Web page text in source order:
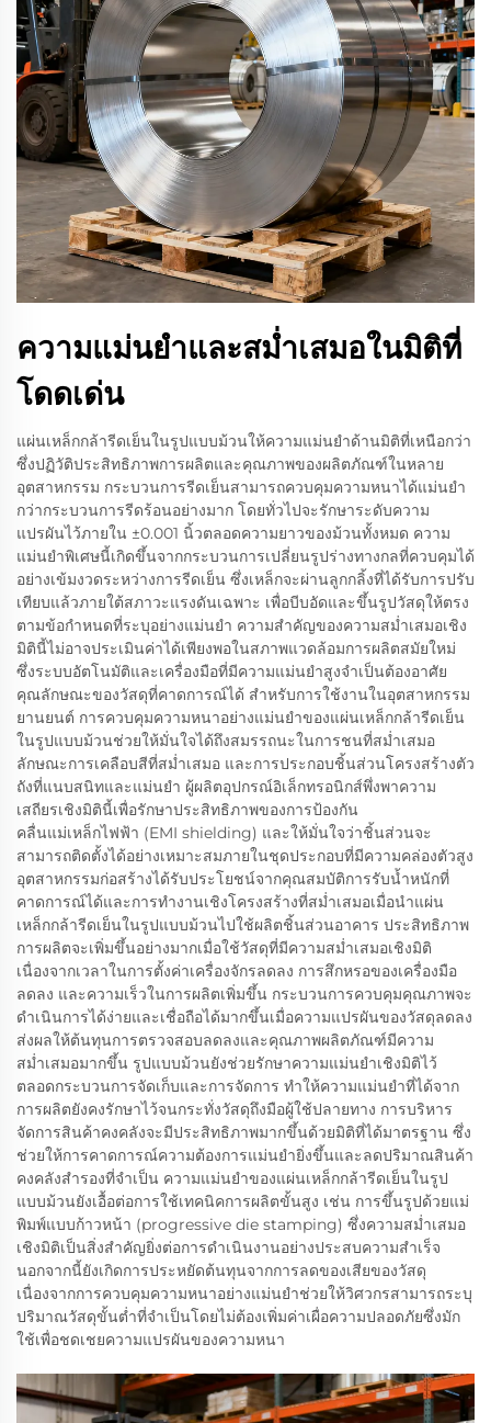
ความแม่นยำและสม่ำเสมอในมิติที่
โดดเด่น
แผ่นเหล็กกล้ารีดเย็นในรูปแบบม้วนให้ความแม่นยำด้านมิติที่เหนือกว่า
ซึ่งปฏิวัติประสิทธิภาพการผลิตและคุณภาพของผลิตภัณฑ์ในหลาย
อุตสาหกรรม กระบวนการรีดเย็นสามารถควบคุมความหนาได้แม่นยำ
กว่ากระบวนการรีดร้อนอย่างมาก โดยทั่วไปจะรักษาระดับความ
แปรผันไว้ภายใน ±0.001 นิ้วตลอดความยาวของม้วนทั้งหมด ความ
แม่นยำพิเศษนี้เกิดขึ้นจากกระบวนการเปลี่ยนรูปร่างทางกลที่ควบคุมได้
อย่างเข้มงวดระหว่างการรีดเย็น ซึ่งเหล็กจะผ่านลูกกลิ้งที่ได้รับการปรับ
เทียบแล้วภายใต้สภาวะแรงดันเฉพาะ เพื่อบีบอัดและขึ้นรูปวัสดุให้ตรง
ตามข้อกำหนดที่ระบุอย่างแม่นยำ ความสำคัญของความสม่ำเสมอเชิง
มิตินี้ไม่อาจประเมินค่าได้เพียงพอในสภาพแวดล้อมการผลิตสมัยใหม่
ซึ่งระบบอัตโนมัติและเครื่องมือที่มีความแม่นยำสูงจำเป็นต้องอาศัย
คุณลักษณะของวัสดุที่คาดการณ์ได้ สำหรับการใช้งานในอุตสาหกรรม
ยานยนต์ การควบคุมความหนาอย่างแม่นยำของแผ่นเหล็กกล้ารีดเย็น
ในรูปแบบม้วนช่วยให้มั่นใจได้ถึงสมรรถนะในการชนที่สม่ำเสมอ
ลักษณะการเคลือบสีที่สม่ำเสมอ และการประกอบชิ้นส่วนโครงสร้างตัว
ถังที่แนบสนิทและแม่นยำ ผู้ผลิตอุปกรณ์อิเล็กทรอนิกส์พึ่งพาความ
เสถียรเชิงมิตินี้เพื่อรักษาประสิทธิภาพของการป้องกัน
คลื่นแม่เหล็กไฟฟ้า (EMI shielding) และให้มั่นใจว่าชิ้นส่วนจะ
สามารถติดตั้งได้อย่างเหมาะสมภายในชุดประกอบที่มีความคล่องตัวสูง
อุตสาหกรรมก่อสร้างได้รับประโยชน์จากคุณสมบัติการรับน้ำหนักที่
คาดการณ์ได้และการทำงานเชิงโครงสร้างที่สม่ำเสมอเมื่อนำแผ่น
เหล็กกล้ารีดเย็นในรูปแบบม้วนไปใช้ผลิตชิ้นส่วนอาคาร ประสิทธิภาพ
การผลิตจะเพิ่มขึ้นอย่างมากเมื่อใช้วัสดุที่มีความสม่ำเสมอเชิงมิติ
เนื่องจากเวลาในการตั้งค่าเครื่องจักรลดลง การสึกหรอของเครื่องมือ
ลดลง และความเร็วในการผลิตเพิ่มขึ้น กระบวนการควบคุมคุณภาพจะ
ดำเนินการได้ง่ายและเชื่อถือได้มากขึ้นเมื่อความแปรผันของวัสดุลดลง
ส่งผลให้ต้นทุนการตรวจสอบลดลงและคุณภาพผลิตภัณฑ์มีความ
สม่ำเสมอมากขึ้น รูปแบบม้วนยังช่วยรักษาความแม่นยำเชิงมิติไว้
ตลอดกระบวนการจัดเก็บและการจัดการ ทำให้ความแม่นยำที่ได้จาก
การผลิตยังคงรักษาไว้จนกระทั่งวัสดุถึงมือผู้ใช้ปลายทาง การบริหาร
จัดการสินค้าคงคลังจะมีประสิทธิภาพมากขึ้นด้วยมิติที่ได้มาตรฐาน ซึ่ง
ช่วยให้การคาดการณ์ความต้องการแม่นยำยิ่งขึ้นและลดปริมาณสินค้า
คงคลังสำรองที่จำเป็น ความแม่นยำของแผ่นเหล็กกล้ารีดเย็นในรูป
แบบม้วนยังเอื้อต่อการใช้เทคนิคการผลิตขั้นสูง เช่น การขึ้นรูปด้วยแม่
พิมพ์แบบก้าวหน้า (progressive die stamping) ซึ่งความสม่ำเสมอ
เชิงมิติเป็นสิ่งสำคัญยิ่งต่อการดำเนินงานอย่างประสบความสำเร็จ
นอกจากนี้ยังเกิดการประหยัดต้นทุนจากการลดของเสียของวัสดุ
เนื่องจากการควบคุมความหนาอย่างแม่นยำช่วยให้วิศวกรสามารถระบุ
ปริมาณวัสดุขั้นต่ำที่จำเป็นโดยไม่ต้องเพิ่มค่าเผื่อความปลอดภัยซึ่งมัก
ใช้เพื่อชดเชยความแปรผันของความหนา